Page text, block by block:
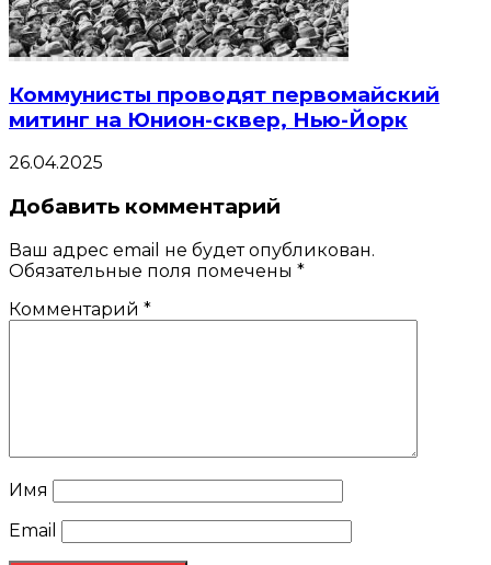
Коммунисты проводят первомайский
митинг на Юнион-сквер, Нью-Йорк
26.04.2025
Добавить комментарий
Ваш адрес email не будет опубликован.
Обязательные поля помечены *
Комментарий *
Имя
Email